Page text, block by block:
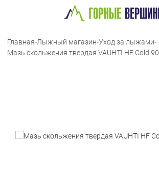
Главная-Лыжный магазин-Уход за лыжами-
Мазь скольжения твердая VAUHTI HF Cold 90